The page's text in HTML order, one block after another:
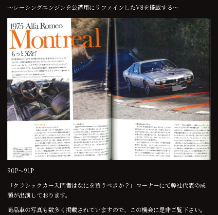
～レーシングエンジンを公道用にリファインしたV8を搭載する～
90P～91P
「クラシックカー入門者はなにを買うべきか？」コーナーにて弊社代表の成
瀬が出演しております。
商品車の写真も数多く掲載されていますので、この機会に是非ご覧下さい。